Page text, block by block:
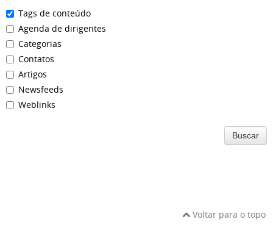
Tags de conteúdo
Agenda de dirigentes
Categorias
Contatos
Artigos
Newsfeeds
Weblinks
Buscar
Voltar para o topo